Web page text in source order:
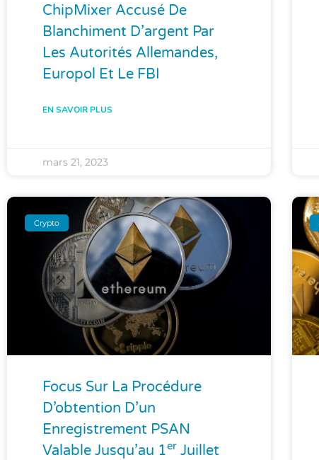
ChipMixer Accusé De
Blanchiment D’argent Par
Les Autorités Allemandes,
Europol Et Le FBI
EN SAVOIR PLUS
mars 21, 2023
Crypto
Focus Sur La Procédure
D’obtention D’un
Enregistrement PSAN
Valable Jusqu’au 1Er Juillet